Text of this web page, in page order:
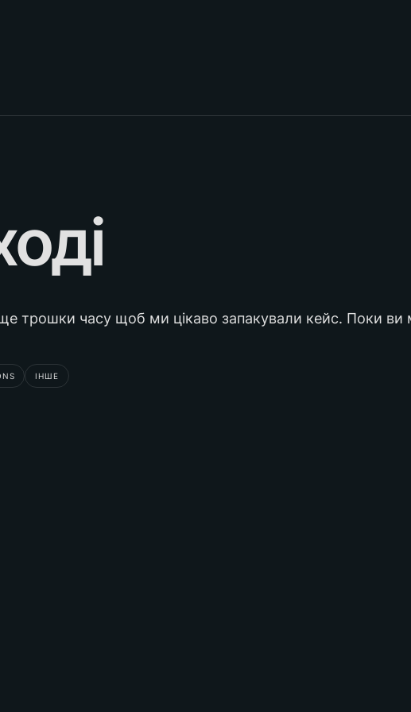
трошки часу щоб ми цікаво запакували кейс. Поки
ІНШЕ